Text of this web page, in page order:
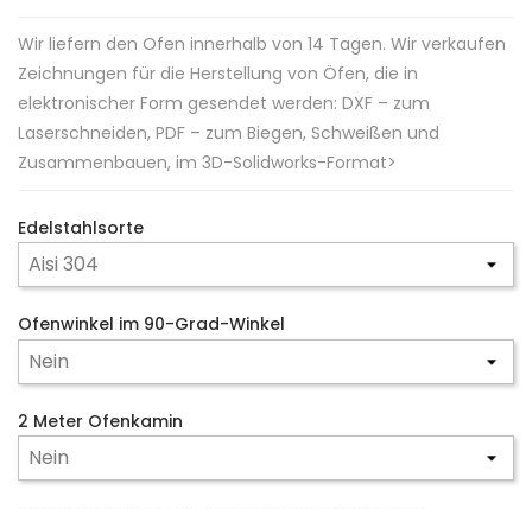
Wir liefern den Ofen innerhalb von 14 Tagen. Wir verkaufen
Zeichnungen für die Herstellung von Öfen, die in
elektronischer Form gesendet werden: DXF – zum
Laserschneiden, PDF – zum Biegen, Schweißen und
Zusammenbauen, im 3D-Solidworks-Format>
Edelstahlsorte
Ofenwinkel im 90-Grad-Winkel
2 Meter Ofenkamin